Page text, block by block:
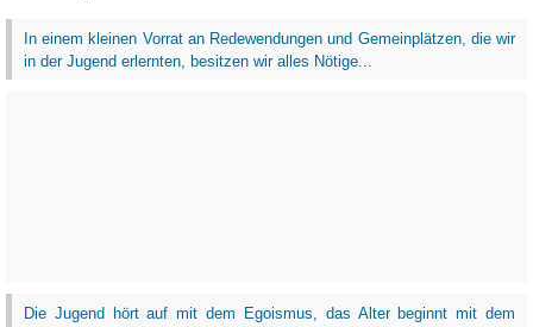
In einem kleinen Vorrat an Redewendungen und Gemeinplätzen, die wir
in der Jugend erlernten, besitzen wir alles Nötige...
Die Jugend hört auf mit dem Egoismus, das Alter beginnt mit dem